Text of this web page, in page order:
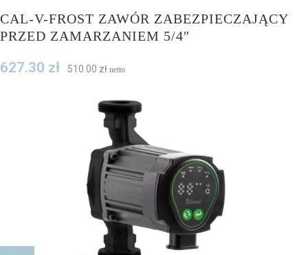
CAL-V-FROST ZAWÓR ZABEZPIECZAJĄCY
PRZED ZAMARZANIEM 5/4″
627.30 zł 510.00 zł netto